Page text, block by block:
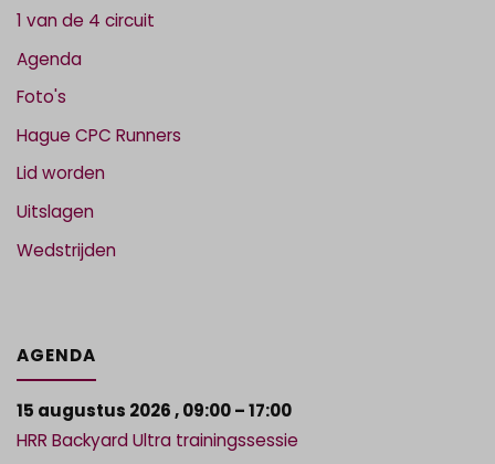
1 van de 4 circuit
Agenda
Foto's
Hague CPC Runners
Lid worden
Uitslagen
Wedstrijden
AGENDA
15 augustus 2026,09:00– 17:00
HRR Backyard Ultra trainingssessie